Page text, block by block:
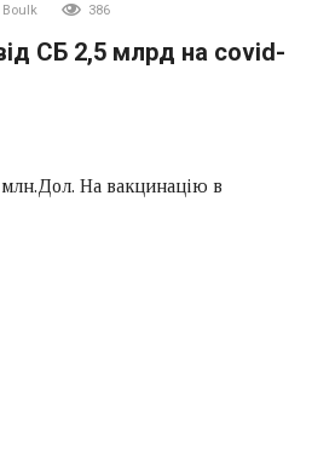
Boulk 386
СБ 2,5 млрд на covid-
На вакцинацію в